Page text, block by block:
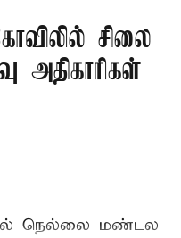
சிலை
அதிகாரிகள்
நெல்லை மண்டல